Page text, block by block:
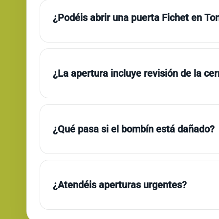
¿Podéis abrir una puerta Fichet en
¿La apertura incluye revisión de la
¿Qué pasa si el bombín está dañado?
¿Atendéis aperturas urgentes?